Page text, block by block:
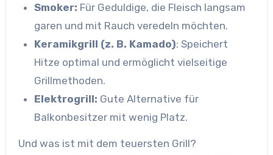
Smoker: Für Geduldige, die Fleisch langsam
garen und mit Rauch veredeln möchten.
Keramikgrill (z. B. Kamado): Speichert
Hitze optimal und ermöglicht vielseitige
Grillmethoden.
Elektrogrill: Gute Alternative für
Balkonbesitzer mit wenig Platz.
Und was ist mit dem teuersten Grill?